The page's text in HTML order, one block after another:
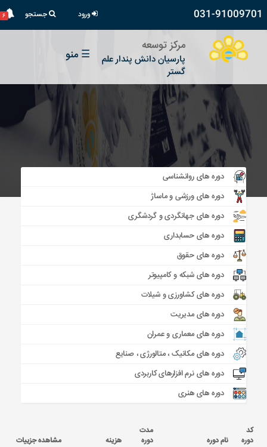
031-91009701 ورود جستجو ۶
مرکز توسعه
پارسیان دانش پندار علم
گستر
☰ منو
دوره های روانشناسی
دوره های ورزشی و ماساژ
دوره های جهانگردی و گردشگری
دوره های حسابداری
دوره های حقوق
دوره های شبکه و کامپیوتر
دوره های کشاورزی و شیلات
دوره های مدیریت
دوره های معماری و عمران
دوره های مکانیک ، متالورژی ، صنایع
دوره های نرم افزارهای کاربردی
دوره های هنری
کد
دوره
نام دوره
مدت
دوره
هزینه مشاهده جزییات